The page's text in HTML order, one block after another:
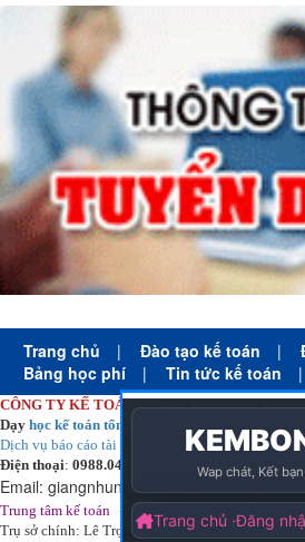
Trang chủ | Đào tạo kế toán |
Bảng học phí
| Tin tức kế toán |
CÔNG TY KẾ TOÁN HÀ NỘI
Dạy học kế toán tổng hợp
Dịch vụ báo cáo tài chính
chuyên nghiệp uy tín
Điện thoại: 0988.043.053
Email: giangnhungkthn@gmail.com
Trung tâm kế toán - Công ty kế toán hà nội ạy
Trụ sở chính: Lê Trọng Tấn - Thanh Xuân - Hà Nội